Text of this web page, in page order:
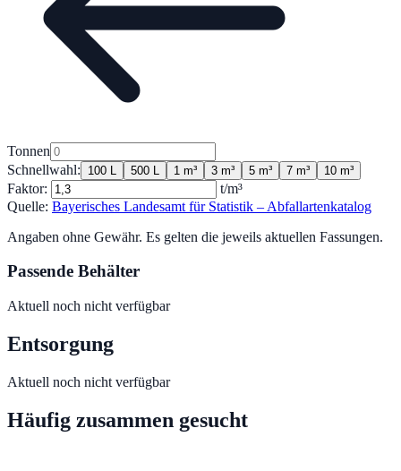
Tonnen
Schnellwahl:
100 L 500 L 1 m³ 3 m³ 5 m³ 7 m³ 10 m³
Faktor:
t/m³
Quelle: Bayerisches Landesamt für Statistik – Abfallartenkatalog
Angaben ohne Gewähr. Es gelten die jeweils aktuellen Fassungen.
Passende Behälter
Aktuell noch nicht verfügbar
Entsorgung
Aktuell noch nicht verfügbar
Häufig zusammen gesucht